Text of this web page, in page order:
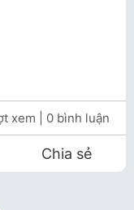
xem | 0 bình luận
Chia sẻ